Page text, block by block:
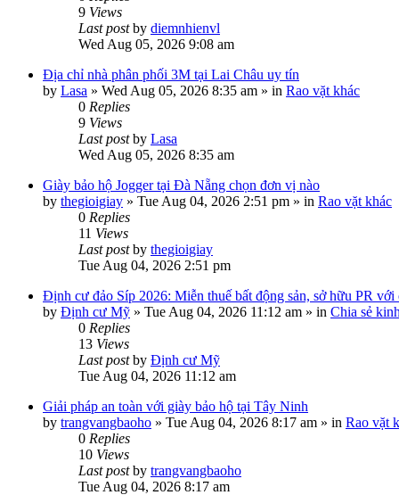
9 Views
Last postby diemnhienvl
Wed Aug 05, 2026 9:08 am
Địa chỉ nhà phân phối 3M tại Lai Châu uy tín
by Lasa » Wed Aug 05, 2026 8:35 am » in Rao vặt khác
0 Replies
9 Views
Last postby Lasa
Wed Aug 05, 2026 8:35 am
Giày bảo hộ Jogger tại Đà Nẵng chọn đơn vị nào
by thegioigiay » Tue Aug 04, 2026 2:51 pm » in Rao vặt khác
0 Replies
11 Views
Last postby thegioigiay
Tue Aug 04, 2026 2:51 pm
Định cư đảo Síp 2026: Miễn thuế bất động sản, sở hữu PR
by Định cư Mỹ » Tue Aug 04, 2026 11:12 am » in Chia sẻ
0 Replies
13 Views
Last postby Định cư Mỹ
Tue Aug 04, 2026 11:12 am
Giải pháp an toàn với giày bảo hộ tại Tây Ninh
by trangvangbaoho » Tue Aug 04, 2026 8:17 am » in Rao vặt
0 Replies
10 Views
Last postby trangvangbaoho
Tue Aug 04, 2026 8:17 am